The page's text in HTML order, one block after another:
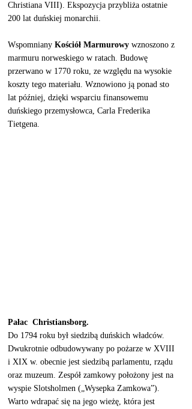
Christiana VIII). Ekspozycja przybliża ostatnie
200 lat duńskiej monarchii.
Wspomniany Kościół Marmurowy wznoszono z
marmuru norweskiego w ratach. Budowę
przerwano w 1770 roku, ze względu na wysokie
koszty tego materiału. Wznowiono ją ponad sto
lat później, dzięki wsparciu finansowemu
duńskiego przemysłowca, Carla Frederika
Tietgena.
Pałac  Christiansborg.
Do 1794 roku był siedzibą duńskich władców.
Dwukrotnie odbudowywany po pożarze w XVIII
i XIX w. obecnie jest siedzibą parlamentu, rządu
oraz muzeum. Zespół zamkowy położony jest na
wyspie Slotsholmen („Wysepka Zamkowa”).
Warto wdrapać się na jego wieżę, która jest